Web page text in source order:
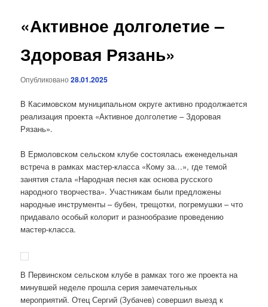
«Активное долголетие –
Здоровая Рязань»
Опубликовано28.01.2025
В Касимовском муниципальном округе активно продолжается
реализация проекта «Активное долголетие – Здоровая
Рязань».
В Ермоловском сельском клубе состоялась еженедельная
встреча в рамках мастер-класса «Кому за…», где темой
занятия стала «Народная песня как основа русского
народного творчества». Участникам были предложены
народные инструменты – бубен, трещотки, погремушки – что
придавало особый колорит и разнообразие проведению
мастер-класса.
В Первинском сельском клубе в рамках того же проекта на
минувшей неделе прошла серия замечательных
мероприятий. Отец Сергий (Зубачев) совершил выезд к